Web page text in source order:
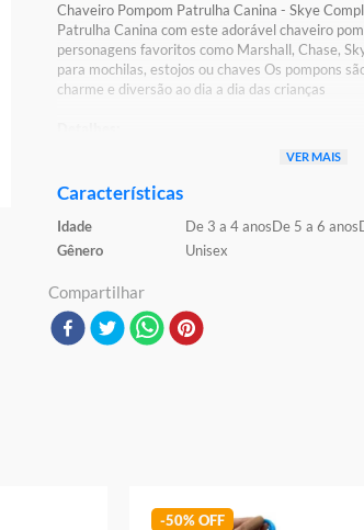
Chaveiro Pompom Patrulha Canina - Skye
Patrulha Canina com este adorável chaveiro
personagens favoritos como Marshall, Chase,
para mochilas, estojos ou chaves Os pompons
charme e diversão ao dia a dia das crianças
Conteúdo da embalagem: 01 chaveiro pompom
Material/composição: 50 policloreto de vinila, 50
Marca: Toyng
Modelo: Chaveiro pompom Skye - Patrula Canina
Idade indicada: 3+
Peso aproximado: 0,020
VER MAIS
Características
Idade De 3 a 4 anosDe 5 a 6 anos
Gênero
Unisex
Compartilhar
-50%